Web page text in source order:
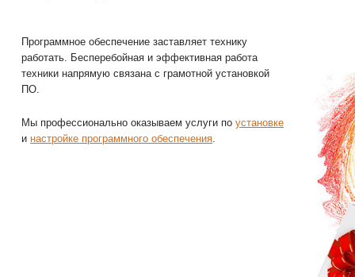
Программное обеспечение заставляет технику
работать. Бесперебойная и эффективная работа
техники напрямую связана с грамотной установкой
ПО.
Мы профессионально оказываем услуги по установке
и настройке программного обеспечения.